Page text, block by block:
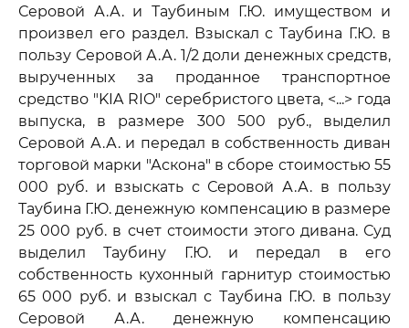
Серовой А.А. и Таубиным Г.Ю. имуществом и
произвел его раздел. Взыскал с Таубина Г.Ю. в
пользу Серовой А.А. 1/2 доли денежных средств,
вырученных за проданное транспортное
средство "KIA RIO" серебристого цвета, <...> года
выпуска, в размере 300 500 руб., выделил
Серовой А.А. и передал в собственность диван
торговой марки "Аскона" в сборе стоимостью 55
000 руб. и взыскать с Серовой А.А. в пользу
Таубина Г.Ю. денежную компенсацию в размере
25 000 руб. в счет стоимости этого дивана. Суд
выделил Таубину Г.Ю. и передал в его
собственность кухонный гарнитур стоимостью
65 000 руб. и взыскал с Таубина Г.Ю. в пользу
Серовой А.А. денежную компенсацию